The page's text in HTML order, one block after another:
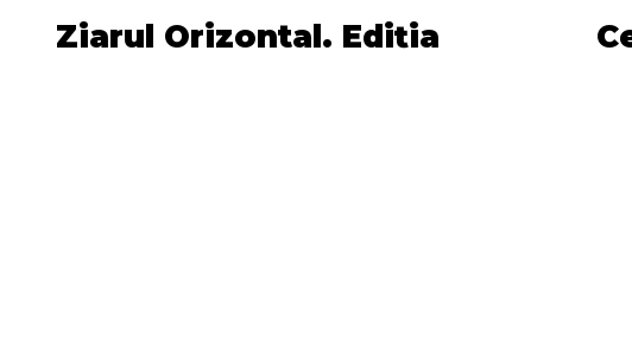
Ziarul Orizontal. Ediția